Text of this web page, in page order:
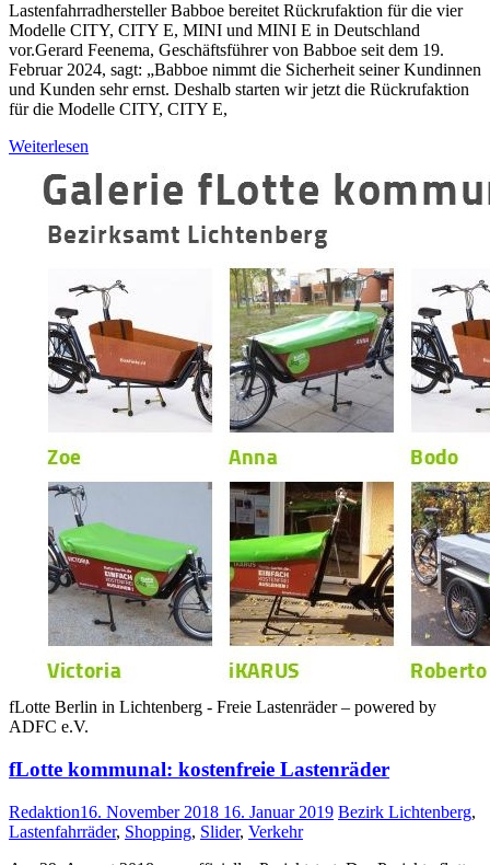
Lastenfahrradhersteller Babboe bereitet Rückrufaktion für die vier
Modelle CITY, CITY E, MINI und MINI E in Deutschland
vor.Gerard Feenema, Geschäftsführer von Babboe seit dem 19.
Februar 2024, sagt: „Babboe nimmt die Sicherheit seiner Kundinnen
und Kunden sehr ernst. Deshalb starten wir jetzt die Rückrufaktion
für die Modelle CITY, CITY E,
Weiterlesen
fLotte Berlin in Lichtenberg - Freie Lastenräder – powered by
ADFC e.V.
fLotte kommunal: kostenfreie Lastenräder
Redaktion16. November 2018 16. Januar 2019 Bezirk Lichtenberg,
Lastenfahrräder, Shopping, Slider, Verkehr